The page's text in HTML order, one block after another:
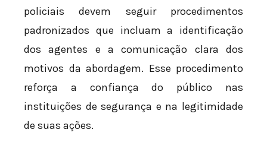
policiais devem seguir procedimentos
padronizados que incluam a identificação
dos agentes e a comunicação clara dos
motivos da abordagem. Esse procedimento
reforça a confiança do público nas
instituições de segurança e na legitimidade
de suas ações.